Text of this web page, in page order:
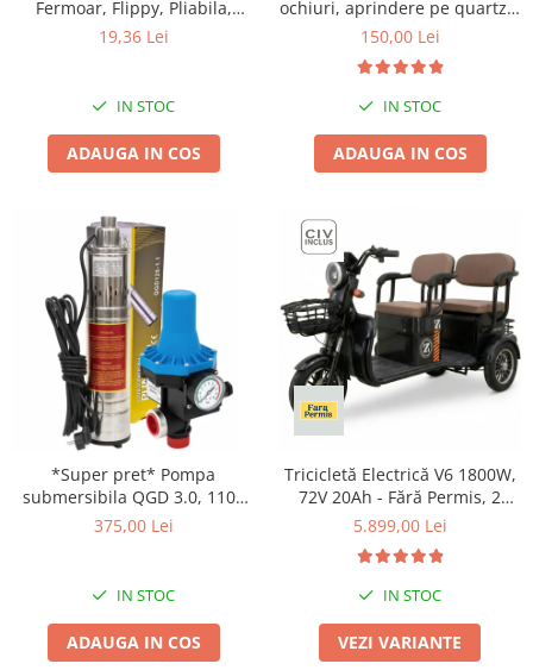
Tractoraș de tuns gazonul
Zootehnie
deplumatoare
Echipamente pentru animale
Aparate de tuns animale
Tarcuri animale
Semanatori
Masini batut stalpi si accesorii
Roabe & accesorii
Casute gradina si cutii depozitare
Mobilier gradina
umbrire
Lopeti zapada
Zdrobitoare electrice
Zdrobitoare electrice & manuale
Fermoar, Flippy, Pliabila,
Maner Ranforsat, Fermoar
Lenjerii de Pat, Jucarii,
19,36 Lei
IN STOC
ADAUGA IN COS
ochiuri, aprindere pe quartz +
Kit reglabil gpl RH-10 + Tub
150,00 Lei
IN STOC
ADAUGA IN COS
*Super pret* Pompa
submersibila QGD 3.0, 1100
W, 120 m inaltime, 3 mc/h, 1"
375,00 Lei
IN STOC
ADAUGA IN COS
Tricicletă Electrică V6 1800W,
72V 20Ah - Fără Permis, 2
Locuri, Autonomie 80 km,
5.899,00 Lei
IN STOC
VEZI VARIANTE